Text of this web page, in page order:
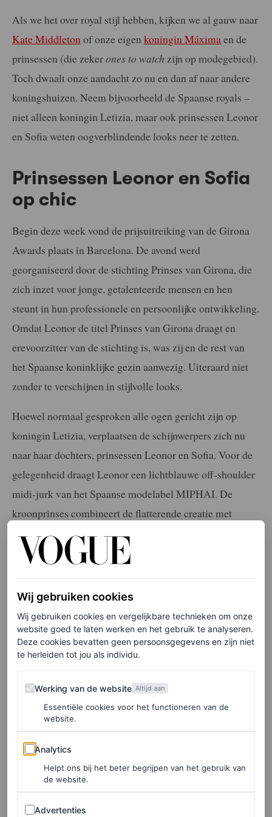
Als we het over royal stijl hebben, kijken we al gauw naar
Kate Middleton of onze eigen koningin Máxima en de
prinsessen (die zekerones to watch zijn op modegebied).
Toch dwaalt onze aandacht zo nu en dan af naar andere
koningshuizen. Neem bijvoorbeeld de Spaanse royals –
niet alleen koningin Letizia, maar ook prinsessen Leonor
en Sofia weten oogverblindende looks neer te zetten.
Prinsessen Leonor en Sofia
op chic
Begin deze week vond de prijsuitreiking van de Girona
Awards plaats in Barcelona. De avond werd
georganiseerd door de stichting Prinses van Girona, die
zich inzet voor jonge, getalenteerde mensen en hen
steunt in hun professionele en persoonlijke ontwikkeling.
Omdat Leonor de titel Prinses van Girona draagt en
erevoorzitter van de stichting is, was zij en de rest van
het Spaanse koninklijke gezin aanwezig. Uiteraard niet
zonder te verschijnen in stijlvolle looks.
Hoewel normaal gesproken alle ogen gericht zijn op
koningin Letizia, verplaatsen de schijnwerpers zich nu
naar haar dochters, prinsessen Leonor en Sofia. Voor de
gelegenheid draagt Leonor een lichtblauwe off-shoulder
midi-jurk van het Spaanse modelabel MIPHAI. De
kroonprinses combineert de flatterende creatie met
hakken van Carolina Herrera en oorbellen gemaakt van
topaas en diamanten.
Zowel Leonor als haar jongere zus Sofia zijn gekleed in
merken van Spaanse bodem. Zo kiest de jongste prinses
voor een wit ensemble van een ander Spaans label,
Bruna. De set bestaat uit een wijde pantalon en top met
korte mouwen en een langere cape-achtige achterkant.
In de voetsporen van
moeder Letizia
De prinsessen mogen er dan stralend uitzien, ook de look
van hun moeder Letizia stelt allesbehalve teleur. De
Spaanse koningin draagt op haar beurt een
donkerblauwe, asymmetrische midi-jurk van Bouret. De
Wij gebruiken cookies
Wij gebruiken cookies en vergelijkbare technieken om onze
website goed te laten werken en het gebruik te analyseren.
Deze cookies bevatten geen persoonsgegevens en zijn niet
te herleiden tot jou als individu.
Werking van de website
Werking van de website Altijd aan
Essentiële cookies voor het functioneren van de
website.
Analytics
Analytics
Helpt ons bij het beter begrijpen van het gebruik van
de website.
Advertenties
Advertenties